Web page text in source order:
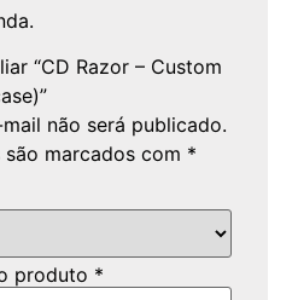
“CD Razor – Custom
não será publicado.
marcados com *
produto *